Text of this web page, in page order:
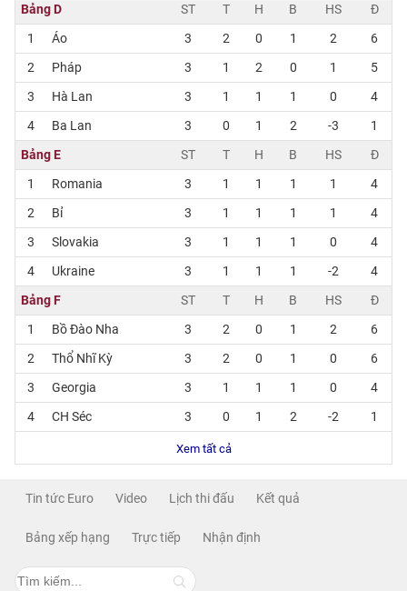
Bảng D
ST T H B HS
Đ
1
Áo 3 2 0 1 2
6
2
Pháp 3 1 2 0 1
5
3
Hà Lan 3 1 1 1 0
4
4
Ba Lan 3 0 1 2 -3
1
Bảng E
ST T H B HS
Đ
1
Romania 3 1 1 1 1
4
2
Bỉ 3 1 1 1 1
4
3
Slovakia 3 1 1 1 0
4
4
Ukraine 3 1 1 1 -2
4
Bảng F
ST T H B HS
Đ
1
Bồ Đào Nha 3 2 0 1 2
6
2
Thổ Nhĩ Kỳ 3 2 0 1 0
6
3
Georgia 3 1 1 1 0
4
4
CH Séc 3 0 1 2 -2 1
Xem tất cả
Tin tức Euro Video Lịch thi đấu Kết quả
Bảng xếp hạng Trực tiếp Nhận định